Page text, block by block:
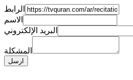
الرابط
الاسم
البريد الإلكتروني
المشكلة
ارسل